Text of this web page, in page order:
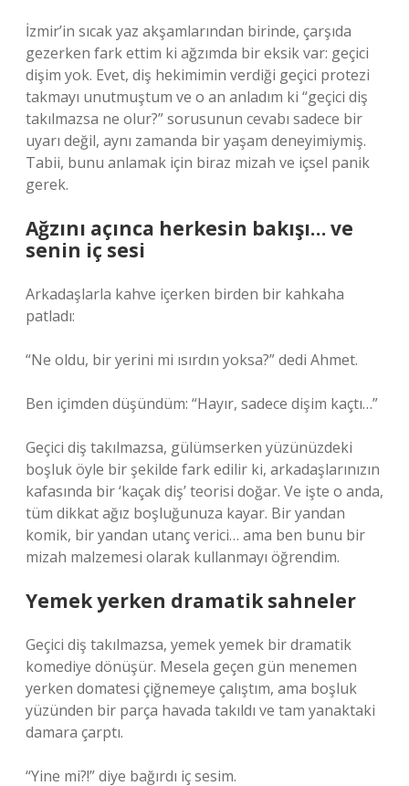
İzmir’in sıcak yaz akşamlarından birinde, çarşıda
gezerken fark ettim ki ağzımda bir eksik var: geçici
dişim yok. Evet, diş hekimimin verdiği geçici protezi
takmayı unutmuştum ve o an anladım ki “geçici diş
takılmazsa ne olur?” sorusunun cevabı sadece bir
uyarı değil, aynı zamanda bir yaşam deneyimiymiş.
Tabii, bunu anlamak için biraz mizah ve içsel panik
gerek.
Ağzını açınca herkesin bakışı… ve
senin iç sesi
Arkadaşlarla kahve içerken birden bir kahkaha
patladı:
“Ne oldu, bir yerini mi ısırdın yoksa?” dedi Ahmet.
Ben içimden düşündüm: “Hayır, sadece dişim kaçtı…”
Geçici diş takılmazsa, gülümserken yüzünüzdeki
boşluk öyle bir şekilde fark edilir ki, arkadaşlarınızın
kafasında bir ‘kaçak diş’ teorisi doğar. Ve işte o anda,
tüm dikkat ağız boşluğunuza kayar. Bir yandan
komik, bir yandan utanç verici… ama ben bunu bir
mizah malzemesi olarak kullanmayı öğrendim.
Yemek yerken dramatik sahneler
Geçici diş takılmazsa, yemek yemek bir dramatik
komediye dönüşür. Mesela geçen gün menemen
yerken domatesi çiğnemeye çalıştım, ama boşluk
yüzünden bir parça havada takıldı ve tam yanaktaki
damara çarptı.
“Yine mi?!” diye bağırdı iç sesim.